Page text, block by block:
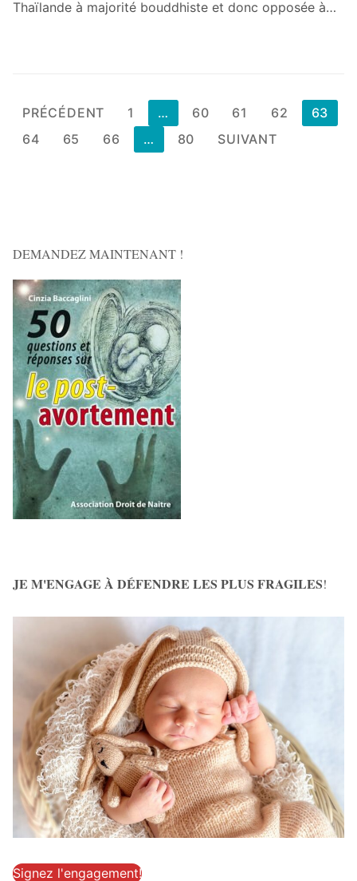
Thaïlande à majorité bouddhiste et donc opposée à…
Pagination
des
PRÉCÉDENT 1 … 60 61 62
63
64
65 66 … 80 SUIVANT
DEMANDEZ MAINTENANT !
JE M'ENGAGE À DÉFENDRE LES PLUS FRAGILES!
Signez l'engagement!